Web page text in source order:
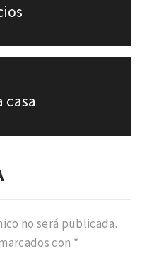
no será publicada.
con *